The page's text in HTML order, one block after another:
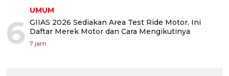
6
UMUM
GIIAS 2026 Sediakan Area Test Ride Motor, Ini
Daftar Merek Motor dan Cara Mengikutinya
7 jam